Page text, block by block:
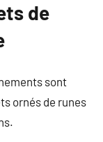
de
sont
ornés de runes